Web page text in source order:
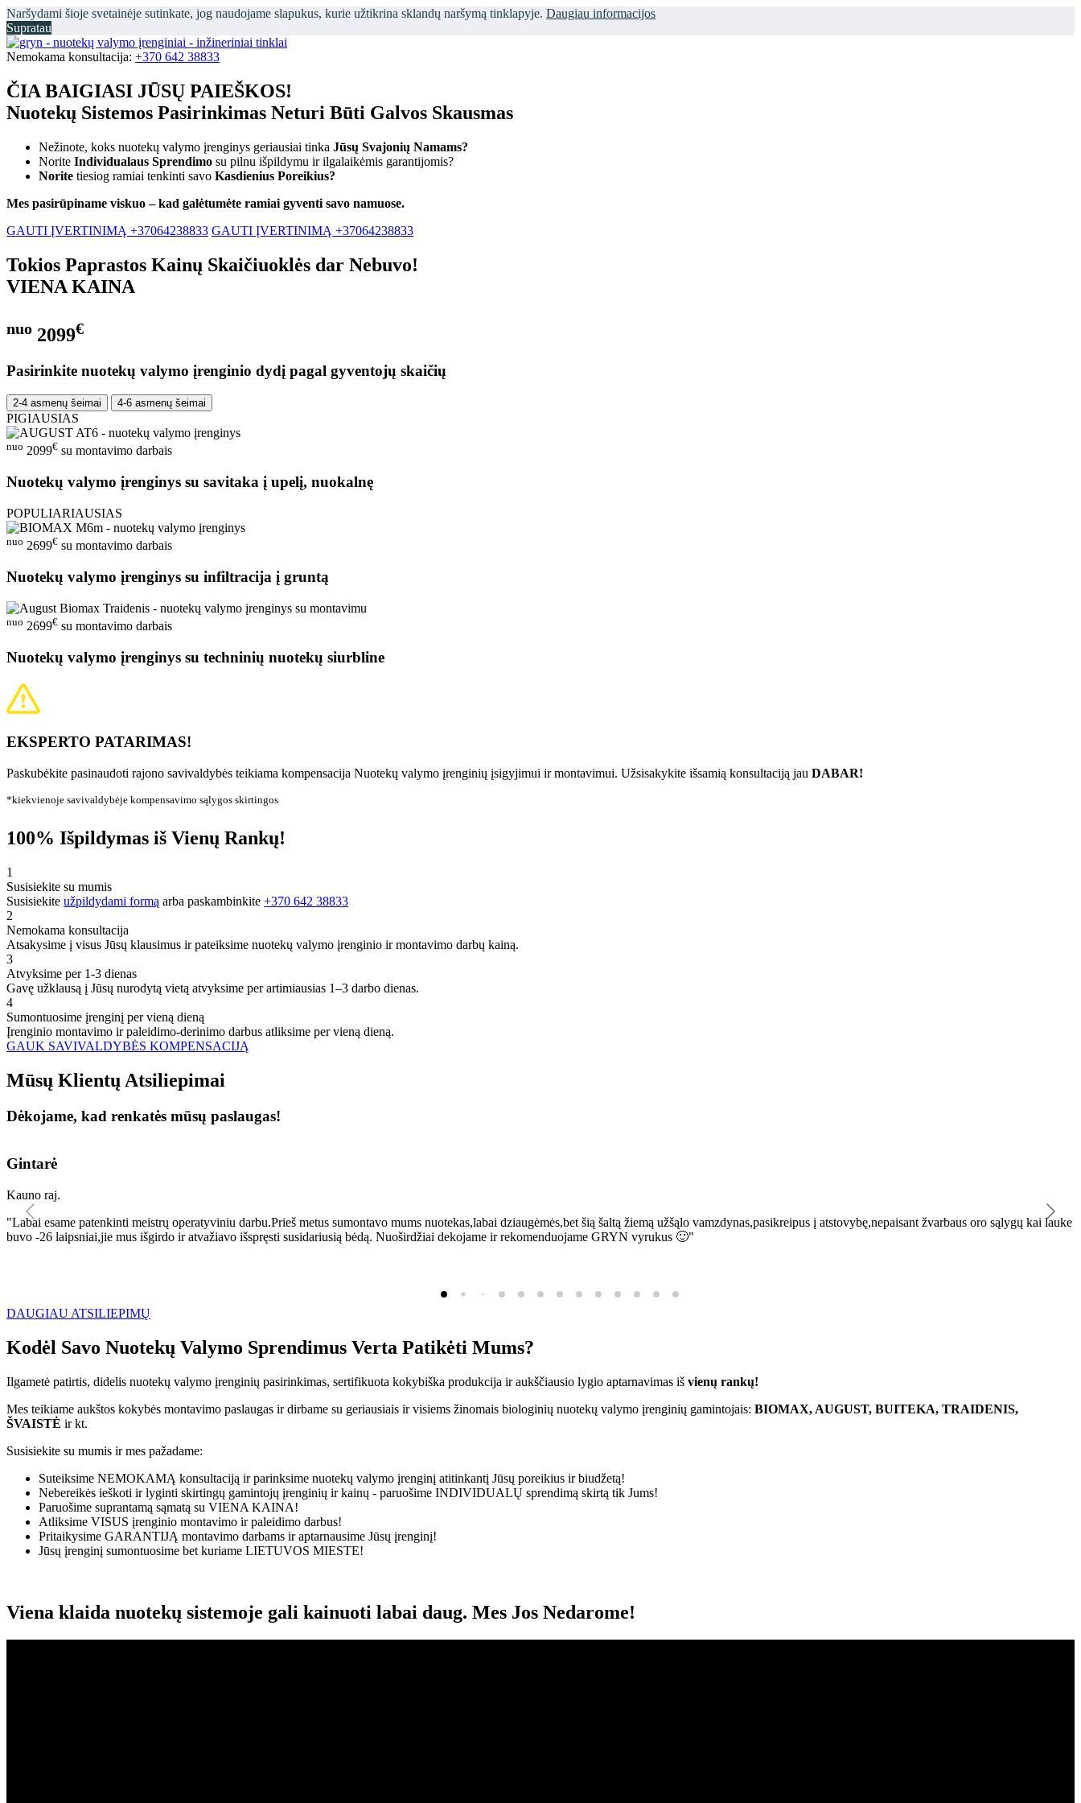
Naršydami šioje svetainėje sutinkate, jog naudojame slapukus, kurie užtikrina sklandų naršymą tinklapyje. Daugiau informacijos
Supratau
Nemokama konsultacija: +370 642 38833
ČIA BAIGIASI JŪSŲ PAIEŠKOS!
Nuotekų Sistemos Pasirinkimas Neturi Būti Galvos Skausmas
Nežinote, koks nuotekų valymo įrenginys geriausiai tinka Jūsų Svajonių Namams?
Norite Individualaus Sprendimo su pilnu išpildymu ir ilgalaikėmis garantijomis?
Norite tiesiog ramiai tenkinti savo Kasdienius Poreikius?
Mes pasirūpiname viskuo – kad galėtumėte ramiai gyventi savo namuose.
GAUTI ĮVERTINIMĄ +37064238833 GAUTI ĮVERTINIMĄ +37064238833
Tokios Paprastos Kainų Skaičiuoklės dar Nebuvo!
VIENA KAINA
nuo 2099€
Pasirinkite nuotekų valymo įrenginio dydį pagal gyventojų skaičių
2-4 asmenų šeimai 4-6 asmenų šeimai
PIGIAUSIAS
nuo 2099€ su montavimo darbais
Nuotekų valymo įrenginys su savitaka į upelį, nuokalnę
POPULIARIAUSIAS
nuo 2699€ su montavimo darbais
Nuotekų valymo įrenginys su infiltracija į gruntą
nuo 2699€ su montavimo darbais
Nuotekų valymo įrenginys su techninių nuotekų siurbline
EKSPERTO PATARIMAS!
Paskubėkite pasinaudoti rajono savivaldybės teikiama kompensacija Nuotekų valymo įrenginių įsigyjimui ir montavimui. Užsisakykite išsamią konsultaciją jau DABAR!
*kiekvienoje savivaldybėje kompensavimo sąlygos skirtingos
100% Išpildymas iš Vienų Rankų!
1
Susisiekite su mumis
Susisiekite užpildydami formą arba paskambinkite +370 642 38833
2
Nemokama konsultacija
Atsakysime į visus Jūsų klausimus ir pateiksime nuotekų valymo įrenginio ir montavimo darbų kainą.
3
Atvyksime per 1-3 dienas
Gavę užklausą į Jūsų nurodytą vietą atvyksime per artimiausias 1–3 darbo dienas.
4
Sumontuosime įrenginį per vieną dieną
Įrenginio montavimo ir paleidimo-derinimo darbus atliksime per vieną dieną.
GAUK SAVIVALDYBĖS KOMPENSACIJĄ
Mūsų Klientų Atsiliepimai
Dėkojame, kad renkatės mūsų paslaugas!
Gintarė
Kauno raj.
"Labai esame patenkinti meistrų operatyviniu darbu.Prieš metus sumontavo mums nuotekas,labai dziaugėmės,bet šią šaltą žiemą užšąlo vamzdynas,pasikreipus į atstovybę,nepaisant žvarbaus oro sąlygų kai lauke
buvo -26 laipsniai,jie mus išgirdo ir atvažiavo išspręsti susidariusią bėdą. Nuoširdžiai dekojame ir rekomenduojame GRYN vyrukus 🙂"
DAUGIAU ATSILIEPIMŲ
Kodėl Savo Nuotekų Valymo Sprendimus Verta Patikėti Mums?
Ilgametė patirtis, didelis nuotekų valymo įrenginių pasirinkimas, sertifikuota kokybiška produkcija ir aukščiausio lygio aptarnavimas iš vienų rankų!
Mes teikiame aukštos kokybės montavimo paslaugas ir dirbame su geriausiais ir visiems žinomais biologinių nuotekų valymo įrenginių gamintojais: BIOMAX, AUGUST, BUITEKA, TRAIDENIS,
ŠVAISTĖ ir kt.
Susisiekite su mumis ir mes pažadame:
Suteiksime NEMOKAMĄ konsultaciją ir parinksime nuotekų valymo įrenginį atitinkantį Jūsų poreikius ir biudžetą!
Nebereikės ieškoti ir lyginti skirtingų gamintojų įrenginių ir kainų - paruošime INDIVIDUALŲ sprendimą skirtą tik Jums!
Paruošime suprantamą sąmatą su VIENA KAINA!
Atliksime VISUS įrenginio montavimo ir paleidimo darbus!
Pritaikysime GARANTIJĄ montavimo darbams ir aptarnausime Jūsų įrenginį!
Jūsų įrenginį sumontuosime bet kuriame LIETUVOS MIESTE!
Viena klaida nuotekų sistemoje gali kainuoti labai daug. Mes Jos Nedarome!